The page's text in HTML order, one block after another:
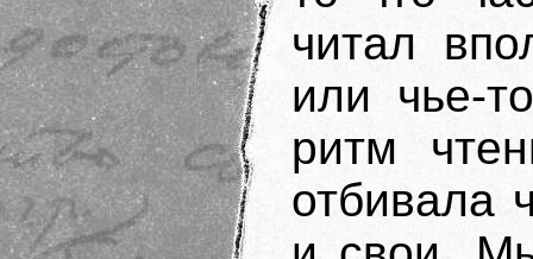
читал
или чье-
ритм
отбивала